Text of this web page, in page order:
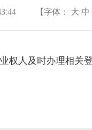
【字体： 大 中
权人及时办理相关